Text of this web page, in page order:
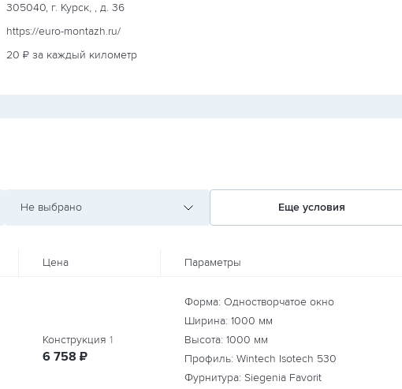
305040, г. Курск, , д. 36
https://euro-montazh.ru/
20 ₽ за каждый километр
Не выбрано Еще условия
Цена Параметры
Конструкция 1
6 758 руб.
₽
Форма: Одностворчатое окно
Ширина: 1000 мм
Высота: 1000 мм
Профиль: Wintech Isotech 530
Фурнитура: Siegenia Favorit